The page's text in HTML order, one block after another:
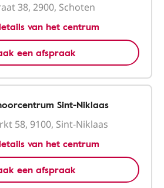
38, 2900, Schoten
van het centrum
een afspraak
Sint-Niklaas
58, 9100, Sint-Niklaas
van het centrum
een afspraak